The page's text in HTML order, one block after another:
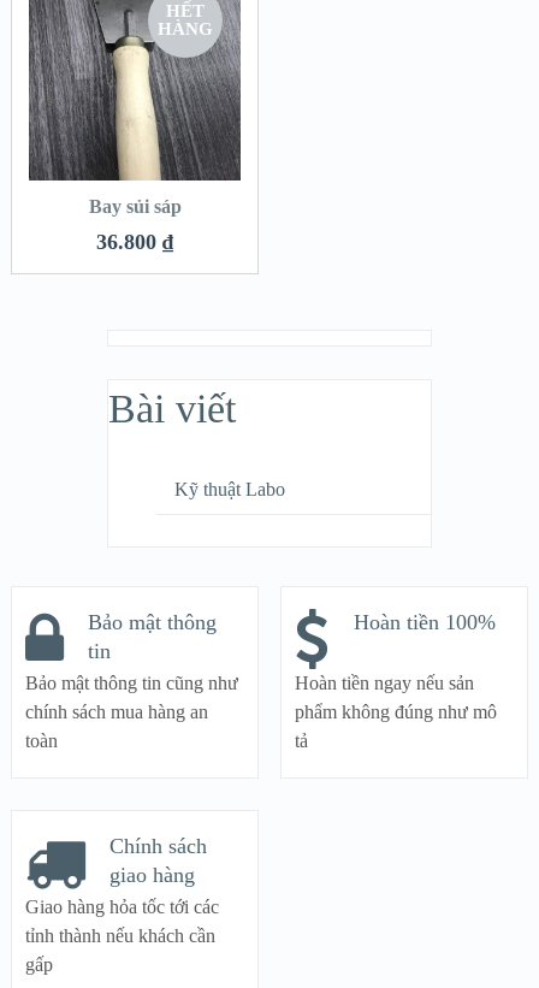
HẾT
HÀNG
Bay sủi sáp
36.800₫
Bài viết
Kỹ thuật Labo
Bảo mật thông
tin
Bảo mật thông tin cũng như
chính sách mua hàng an
toàn
Hoàn tiền 100%
Hoàn tiền ngay nếu sản
phẩm không đúng như mô
tả
Chính sách
giao hàng
Giao hàng hỏa tốc tới các
tỉnh thành nếu khách cần
gấp